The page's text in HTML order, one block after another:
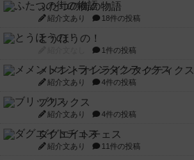
ふたつの街の物語
紹介文あり 18件の投稿
とうほうの！
1件の投稿
メメントオンラインタクティクス
紹介文あり 4件の投稿
ブリックス
紹介文あり 4件の投稿
ダグエイトチェス
紹介文あり 11件の投稿